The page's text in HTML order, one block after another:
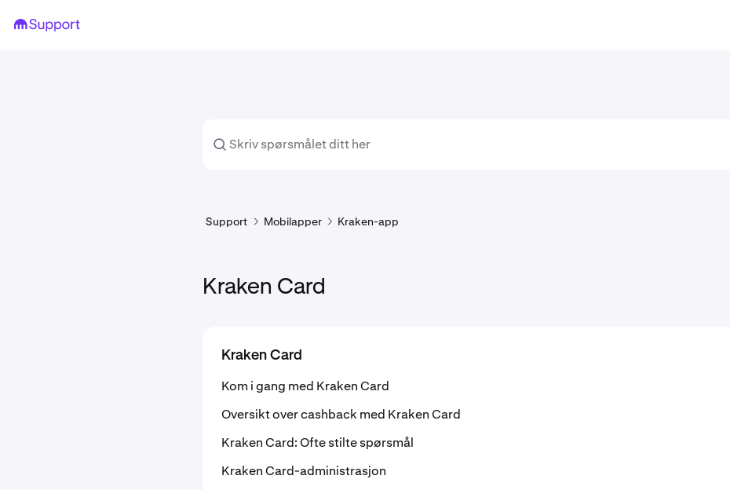
Support Mobilapper Kraken-app
Kraken Card
Kraken Card
Kom i gang med Kraken Card
Oversikt over cashback med Kraken Card
Kraken Card: Ofte stilte spørsmål
Kraken Card-administrasjon